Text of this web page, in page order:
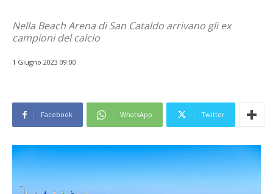
Nella Beach Arena di San Cataldo arrivano gli ex
campioni del calcio
1 Giugno 2023 09:00
Facebook WhatsApp Twitter